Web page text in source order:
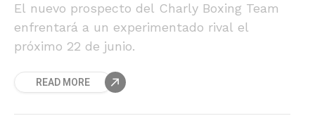
El nuevo prospecto del Charly Boxing Team
enfrentará a un experimentado rival el
próximo 22 de junio.
READ MORE